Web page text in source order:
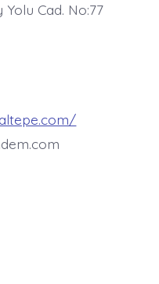
Yolu Cad. No:77